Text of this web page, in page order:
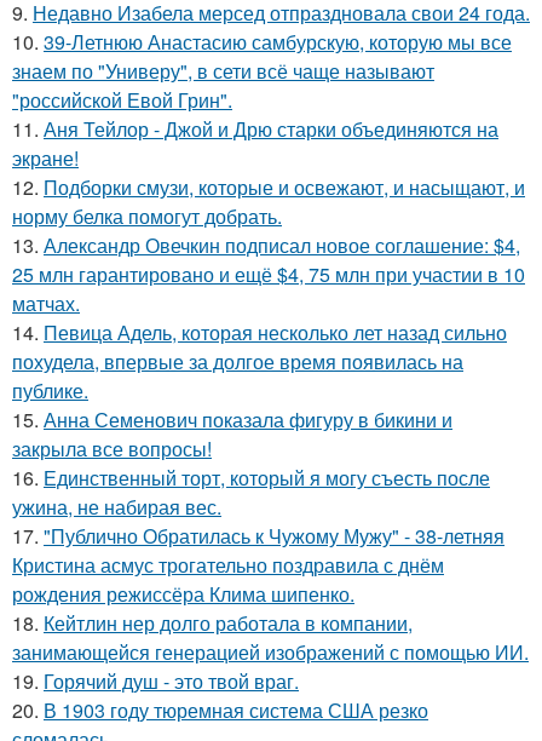
9. Недавно Изабела мерсед отпраздновала свои 24 года.
10. 39-Летнюю Анастасию самбурскую, которую мы все
знаем по "Универу", в сети всё чаще называют
"российской Евой Грин".
11. Аня Тейлор - Джой и Дрю старки объединяются на
экране!
12. Подборки смузи, которые и освежают, и насыщают, и
норму белка помогут добрать.
13. Александр Овечкин подписал новое соглашение: $4,
25 млн гарантировано и ещё $4, 75 млн при участии в 10
матчах.
14. Певица Адель, которая несколько лет назад сильно
похудела, впервые за долгое время появилась на
публике.
15. Анна Семенович показала фигуру в бикини и
закрыла все вопросы!
16. Единственный торт, который я могу съесть после
ужина, не набирая вес.
17. "Публично Обратилась к Чужому Мужу" - 38-летняя
Кристина асмус трогательно поздравила с днём
рождения режиссёра Клима шипенко.
18. Кейтлин нер долго работала в компании,
занимающейся генерацией изображений с помощью ИИ.
19. Горячий душ - это твой враг.
20. В 1903 году тюремная система США резко